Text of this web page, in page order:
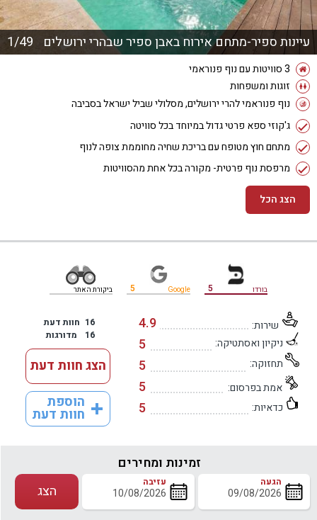
1/49 עיינות ספיר-מתחם אירוח באבן ספיר שבהרי ירושלים
3 סוויטות עם נוף פנוראמי
זוגות ומשפחות
נוף פנוראמי להרי ירושלים, מסלולי שביל ישראל בסביבה
ג'קוזי ספא פרטי גדול במיוחד בכל סוויטה
מתחם חוץ מטופח עם בריכת שחיה מחוממת צופה לנוף
מרפסת נוף פרטית- מקורה בכל אחת מהסוויטות
הצג הכל
בורדו 5
Google
5 ביקורת האתר
שירות: 4.9
ניקיון ואסתטיקה: 5
תחזוקה: 5
אמת בפרסום: 5
כדאיות: 5
16 חוות דעת
16
מדורגות
הצג חוות דעת
הוספת
חוות דעת
זמינות ומחירים
הגעה עזיבה הצג